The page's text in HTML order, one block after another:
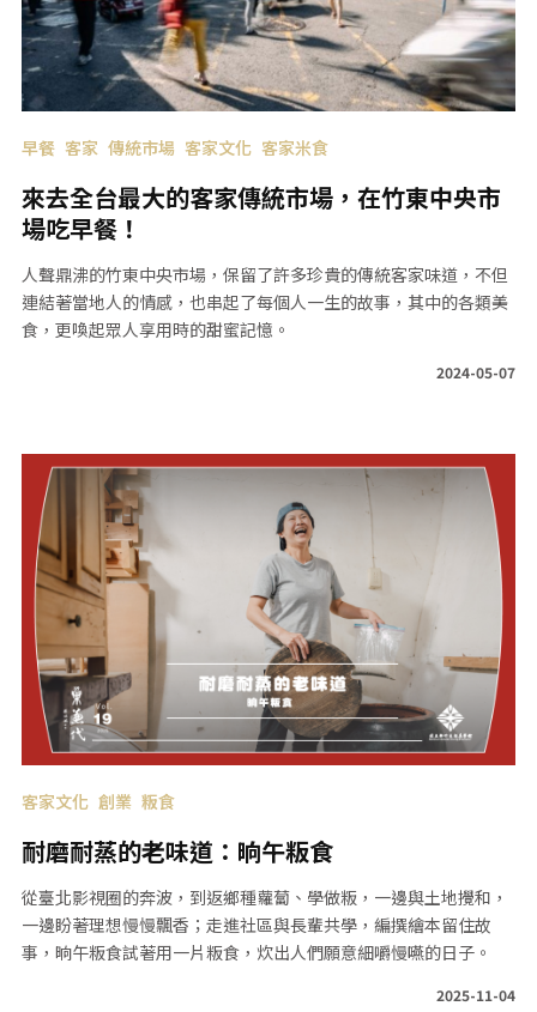
早餐 客家 傳統市場 客家文化 客家米食
來去全台最大的客家傳統市場，在竹東中央市
場吃早餐！
人聲鼎沸的竹東中央市場，保留了許多珍貴的傳統客家味道，不但
連結著當地人的情感，也串起了每個人一生的故事，其中的各類美
食，更喚起眾人享用時的甜蜜記憶。
2024-05-07
客家文化 創業 粄食
耐磨耐蒸的老味道：晌午粄食
從臺北影視圈的奔波，到返鄉種蘿蔔、學做粄，一邊與土地攪和，
一邊盼著理想慢慢飄香；走進社區與長輩共學，編撰繪本留住故
事，晌午粄食試著用一片粄食，炊出人們願意細嚼慢嚥的日子。
2025-11-04